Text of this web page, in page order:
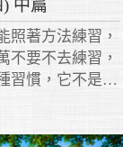
中篇
照著方法練習，
不要不去練習，
習慣，它不是知